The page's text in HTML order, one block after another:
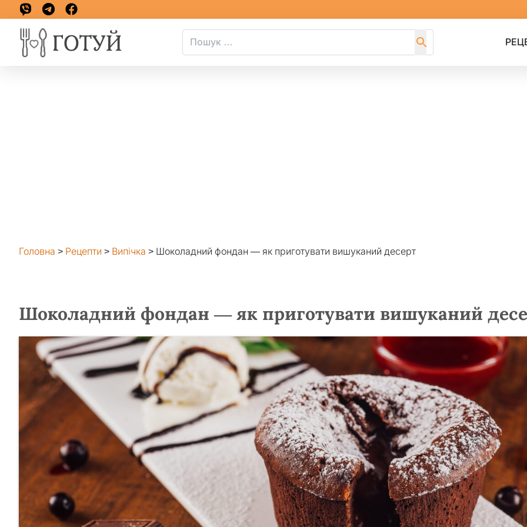
Головна > Рецепти > Випічка > Шоколадний фондан — як приготувати вишуканий десерт
Шоколадний фондан — як приготувати вишуканий